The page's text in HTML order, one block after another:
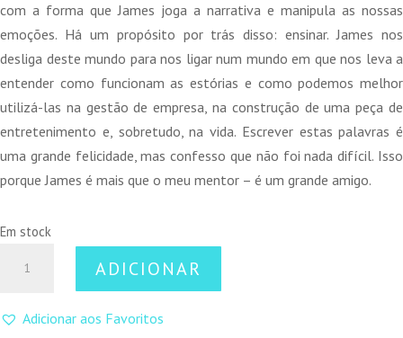
com a forma que James joga a narrativa e manipula as nossas
emoções. Há um propósito por trás disso: ensinar. James nos
desliga deste mundo para nos ligar num mundo em que nos leva a
entender como funcionam as estórias e como podemos melhor
utilizá-las na gestão de empresa, na construção de uma peça de
entretenimento e, sobretudo, na vida. Escrever estas palavras é
uma grande felicidade, mas confesso que não foi nada difícil. Isso
porque James é mais que o meu mentor – é um grande amigo.
Em stock
Lições
ADICIONAR
Adicionar aos Favoritos